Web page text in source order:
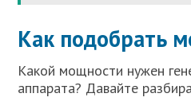
Как подобрать
Какой мощности нужен
аппарата? Давайте